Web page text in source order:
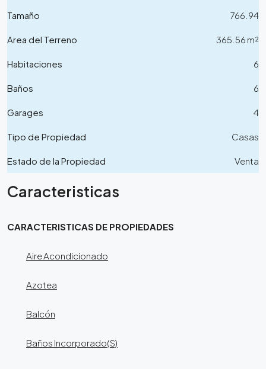
Tamaño 766.94
Area del Terreno 365.56 m²
Habitaciones 6
Baños 6
Garages 4
Tipo de Propiedad Casas
Estado de la Propiedad Venta
Caracteristicas
CARACTERISTICAS DE PROPIEDADES
Aire Acondicionado
Azotea
Balcón
Baños Incorporado(S)